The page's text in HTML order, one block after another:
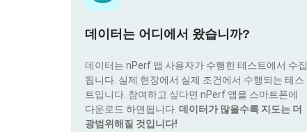
데이터는 어디에서 왔습니까?
데이터는 nPerf 앱 사용자가 수행한 테스트에서 수집
됩니다. 실제 현장에서 실제 조건에서 수행되는 테스
트입니다. 참여하고 싶다면 nPerf 앱을 스마트폰에
다운로드 하면됩니다. 데이터가 많을수록 지도는 더
광범위해질 것입니다!